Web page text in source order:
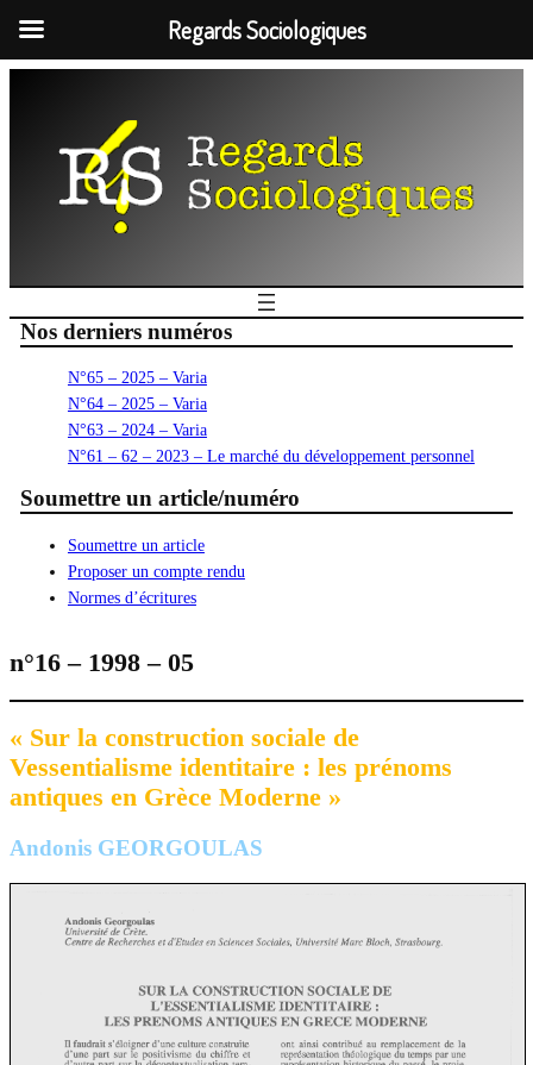
Nos derniers numéros
N°65 – 2025 – Varia
N°64 – 2025 – Varia
N°63 – 2024 – Varia
N°61 – 62 – 2023 – Le marché du développement personnel
Soumettre un article/numéro
Soumettre un article
Proposer un compte rendu
Normes d’écritures
n°16 – 1998 – 05
« Sur la construction sociale de
Vessentialisme identitaire : les prénoms
antiques en Grèce Moderne »
Andonis GEORGOULAS
Regards Sociologiques